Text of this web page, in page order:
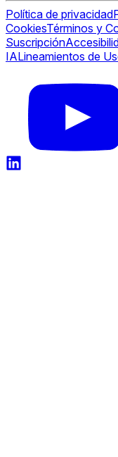
Política de privacidad
CookiesTérminos y
Suscripción
IALineamientos de